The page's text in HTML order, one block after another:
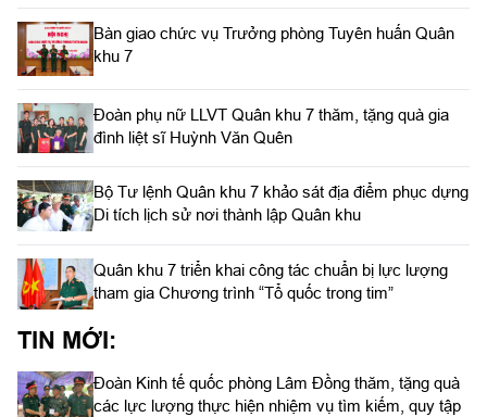
Bàn giao chức vụ Trưởng phòng Tuyên huấn Quân
khu 7
Đoàn phụ nữ LLVT Quân khu 7 thăm, tặng quà gia
đình liệt sĩ Huỳnh Văn Quên
Bộ Tư lệnh Quân khu 7 khảo sát địa điểm phục dựng
Di tích lịch sử nơi thành lập Quân khu
Quân khu 7 triển khai công tác chuẩn bị lực lượng
tham gia Chương trình “Tổ quốc trong tim”
TIN MỚI:
Đoàn Kinh tế quốc phòng Lâm Đồng thăm, tặng quà
các lực lượng thực hiện nhiệm vụ tìm kiếm, quy tập